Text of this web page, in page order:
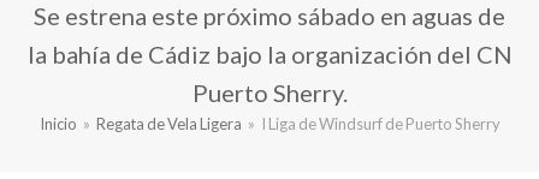
Se estrena este próximo sábado en aguas de
la bahía de Cádiz bajo la organización del CN
Puerto Sherry.
Inicio » Regata de Vela Ligera » I Liga de Windsurf de Puerto Sherry